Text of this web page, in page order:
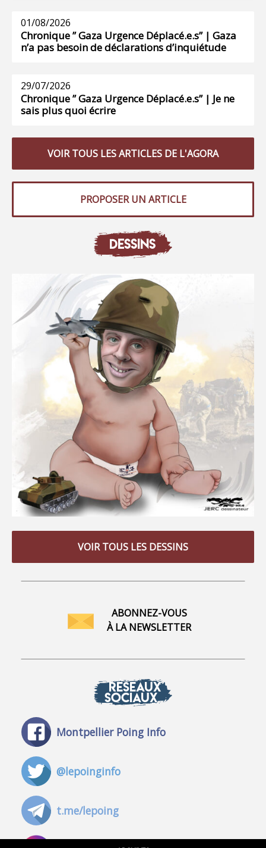
01/08/2026
Chronique ” Gaza Urgence Déplacé.e.s” | Gaza
n’a pas besoin de déclarations d’inquiétude
29/07/2026
Chronique ” Gaza Urgence Déplacé.e.s” | Je ne
sais plus quoi écrire
VOIR TOUS LES ARTICLES DE L'AGORA
PROPOSER UN ARTICLE
DESSINS
VOIR TOUS LES DESSINS
ABONNEZ-VOUS
À LA NEWSLETTER
RÉSEAUX
SOCIAUX
Montpellier Poing Info
@lepoinginfo
t.me/lepoing